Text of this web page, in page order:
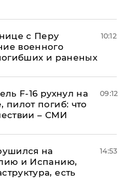
с Перу
военного
и раненых
10:12
F-16 рухнул на
погиб: что
– СМИ
09:12
на
и Испанию,
есть
14:53